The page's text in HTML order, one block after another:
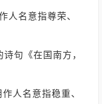
人名意指尊荣、
句《在国南方，
作人名意指稳重、